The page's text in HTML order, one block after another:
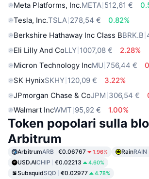
Meta Platforms, Inc.META 512,61 €
Tesla, Inc.TSLA 278,54 €
0.82%
Berkshire Hathaway Inc Class BBRK.B
Eli Lilly And CoLLY 1007,08 €
2.28%
Micron Technology IncMU 756,44 €
SK HynixSKHY 120,09 €
3.22%
JPmorgan Chase & CoJPM 306,54 €
Walmart IncWMT 95,92 € 1.00%
Token popolari sulla
Arbitrum
ArbitrumARB €0.06767 1.96% RainRAIN
USD.AICHIP €0.02213 4.60%
SubsquidSQD €0.02977 4.78%